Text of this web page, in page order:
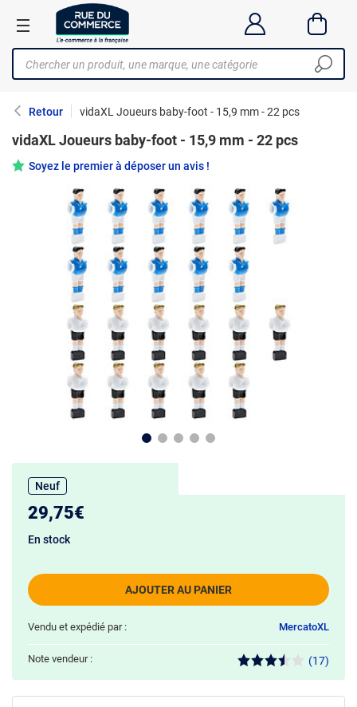
Retour vidaXL Joueurs baby-foot - 15,9 mm - 22 pcs
vidaXL Joueurs baby-foot - 15,9 mm - 22 pcs
Soyez le premier à déposer un avis !
Neuf
29,75€
AJOUTER AU PANIER
En stock
Vendu et expédié par : MercatoXL
Note vendeur : (17)